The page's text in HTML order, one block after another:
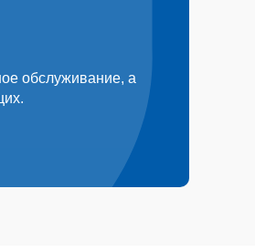
обслуживание, а